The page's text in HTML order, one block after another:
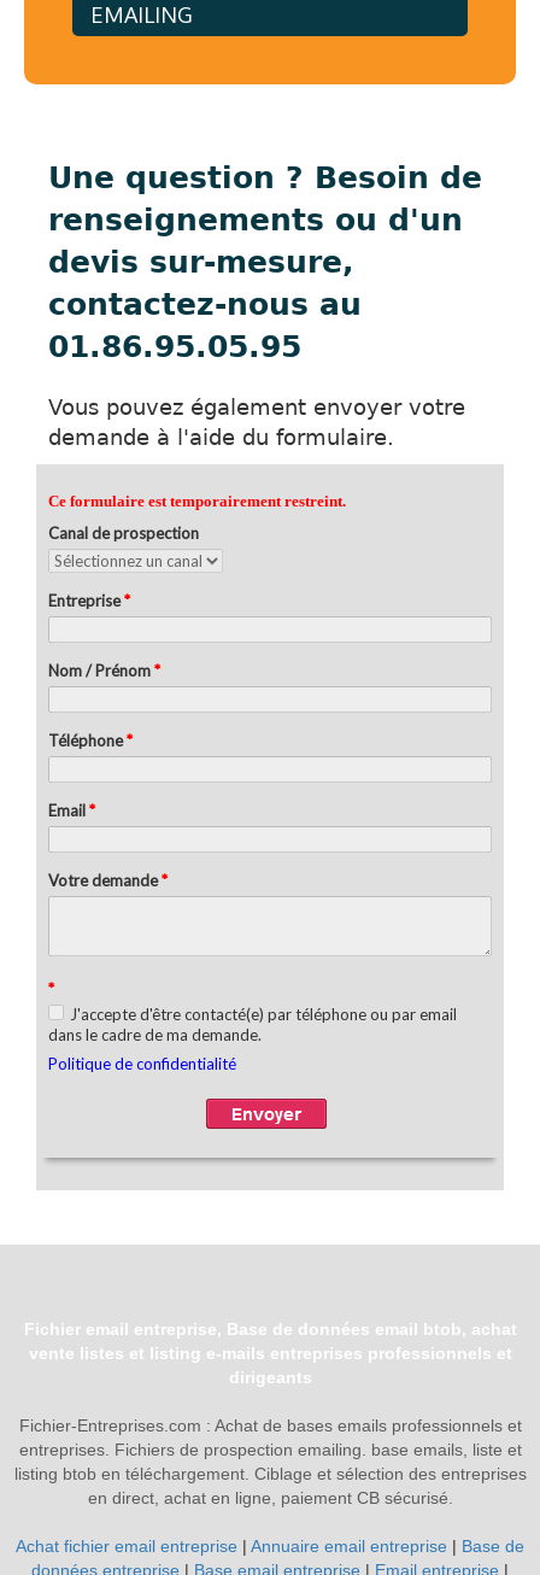
EMAILING
Une question ? Besoin de
renseignements ou d'un
devis sur-mesure,
contactez-nous au
01.86.95.05.95
Vous pouvez également envoyer votre
demande à l'aide du formulaire.
Fichier email entreprise, Base de données email btob, achat
vente listes et listing e-mails entreprises professionnels et
dirigeants
Fichier-Entreprises.com : Achat de bases emails professionnels et
entreprises. Fichiers de prospection emailing. base emails, liste et
listing btob en téléchargement. Ciblage et sélection des entreprises
en direct, achat en ligne, paiement CB sécurisé.
Achat fichier email entreprise | Annuaire email entreprise | Base de
données entreprise | Base email entreprise | Email entreprise |